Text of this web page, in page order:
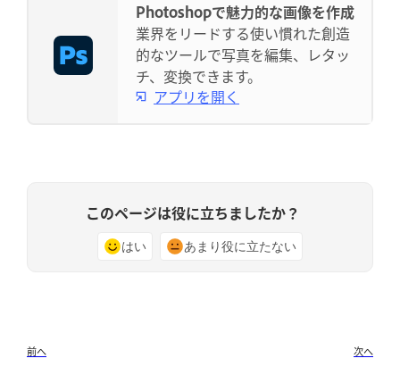
Photoshopで魅力的な画像を作成
業界をリードする使い慣れた創造
的なツールで写真を編集、レタッ
チ、変換できます。
アプリを開く
このページは役に立ちましたか？
はい あまり役に立たない
前へ 次へ